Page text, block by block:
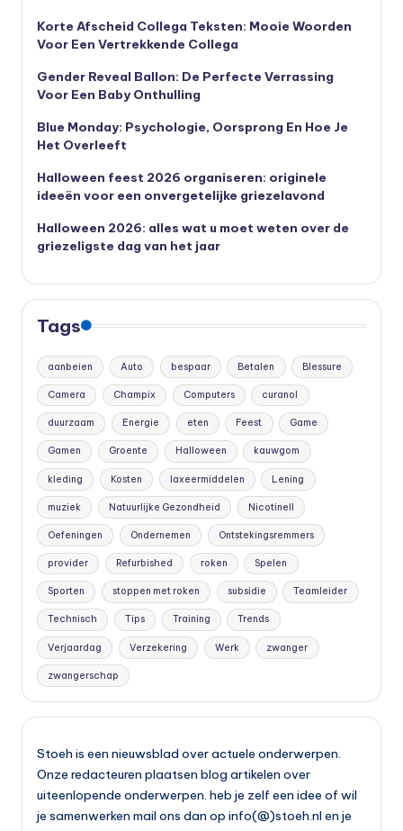
Korte Afscheid Collega Teksten: Mooie Woorden
Voor Een Vertrekkende Collega
Gender Reveal Ballon: De Perfecte Verrassing
Voor Een Baby Onthulling
Blue Monday: Psychologie, Oorsprong En Hoe Je
Het Overleeft
Halloween feest 2026 organiseren: originele
ideeën voor een onvergetelijke griezelavond
Halloween 2026: alles wat u moet weten over de
griezeligste dag van het jaar
Tags
aanbeien Auto bespaar Betalen Blessure
Camera Champix Computers curanol
duurzaam Energie eten Feest Game
Gamen Groente Halloween kauwgom
kleding Kosten laxeermiddelen Lening
muziek Natuurlijke Gezondheid Nicotinell
Oefeningen Ondernemen Ontstekingsremmers
provider Refurbished roken Spelen
Sporten stoppen met roken subsidie Teamleider
Technisch Tips Training Trends
Verjaardag Verzekering Werk zwanger
zwangerschap
Stoeh is een nieuwsblad over actuele onderwerpen.
Onze redacteuren plaatsen blog artikelen over
uiteenlopende onderwerpen. heb je zelf een idee of wil
je samenwerken mail ons dan op info(@)stoeh.nl en je